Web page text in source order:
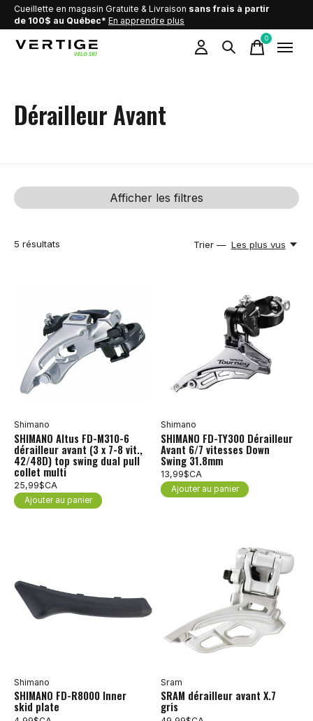
Cueillette en magasin Gratuite & Livraison sans frais à partir
de 100$ au Québec* En apprendre plus
0items
Dérailleur Avant
Afficher les filtres
5 résultats Trier — Les plus vus
Shimano
SHIMANO Altus FD-M310-6
dérailleur avant (3 x 7-8 vit.,
42/48D) top swing dual pull
collet multi
25,99$CA
Ajouter au panier
Shimano
SHIMANO FD-TY300 Dérailleur
Avant 6/7 vitesses Down
Swing 31.8mm
13,99$CA
Ajouter au panier
Shimano
SHIMANO FD-R8000 Inner
skid plate
Sram
SRAM dérailleur avant X.7
gris